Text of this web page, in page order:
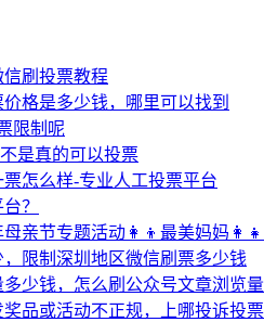
刷投票教程
格是多少钱，哪里可以找到
限制呢
是真的可以投票
怎么样-专业人工投票平台
？
亲节专题活动👩‍👦最美妈妈
限制深圳地区微信刷票多少钱
少钱，怎么刷公众号文章浏览量
品或活动不正规，上哪投诉投